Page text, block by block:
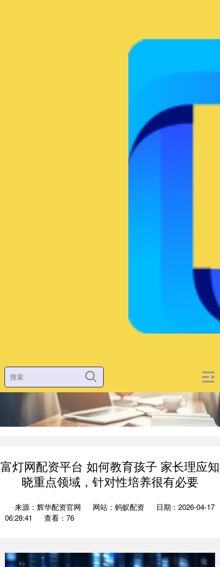
富灯网配资平台 如何教育孩子 家长理应知
晓重点领域，针对性培养很有必要
来源：辉华配资官网 网站：蚂蚁配资
日期：2026-04-17
06:28:41
查看：76